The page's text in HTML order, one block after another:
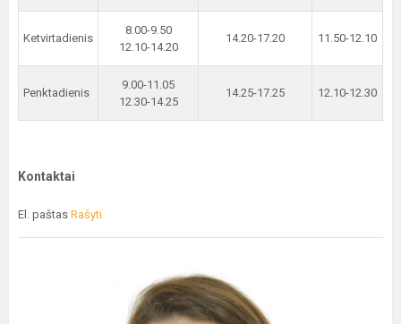
Ketvirtadienis
8.00-9.50
12.10-14.20
14.20-17.20 11.50-12.10
Penktadienis
9.00-11.05
12.30-14.25
14.25-17.25 12.10-12.30
Kontaktai
El. paštas Rašyti